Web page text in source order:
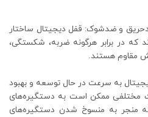
و ضدشوک: قفل دیجیتال ساختار
که در برابر هرگونه ضربه، شکستگی،
مقاوم هستند.
به سرعت در حال توسعه و بهبود
مختلفی ممکن است به دستگیره‌های
که منجر به منسوخ شدن دستگیره‌های